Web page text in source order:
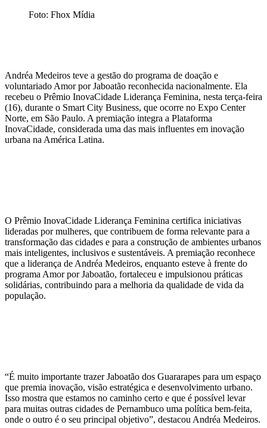
Foto: Fhox Mídia
Andréa Medeiros teve a gestão do programa de doação e
voluntariado Amor por Jaboatão reconhecida nacionalmente. Ela
recebeu o Prêmio InovaCidade Liderança Feminina, nesta terça-feira
(16), durante o Smart City Business, que ocorre no Expo Center
Norte, em São Paulo. A premiação integra a Plataforma
InovaCidade, considerada uma das mais influentes em inovação
urbana na América Latina.
O Prêmio InovaCidade Liderança Feminina certifica iniciativas
lideradas por mulheres, que contribuem de forma relevante para a
transformação das cidades e para a construção de ambientes urbanos
mais inteligentes, inclusivos e sustentáveis. A premiação reconhece
que a liderança de Andréa Medeiros, enquanto esteve à frente do
programa Amor por Jaboatão, fortaleceu e impulsionou práticas
solidárias, contribuindo para a melhoria da qualidade de vida da
população.
“É muito importante trazer Jaboatão dos Guararapes para um espaço
que premia inovação, visão estratégica e desenvolvimento urbano.
Isso mostra que estamos no caminho certo e que é possível levar
para muitas outras cidades de Pernambuco uma política bem-feita,
onde o outro é o seu principal objetivo”, destacou Andréa Medeiros.